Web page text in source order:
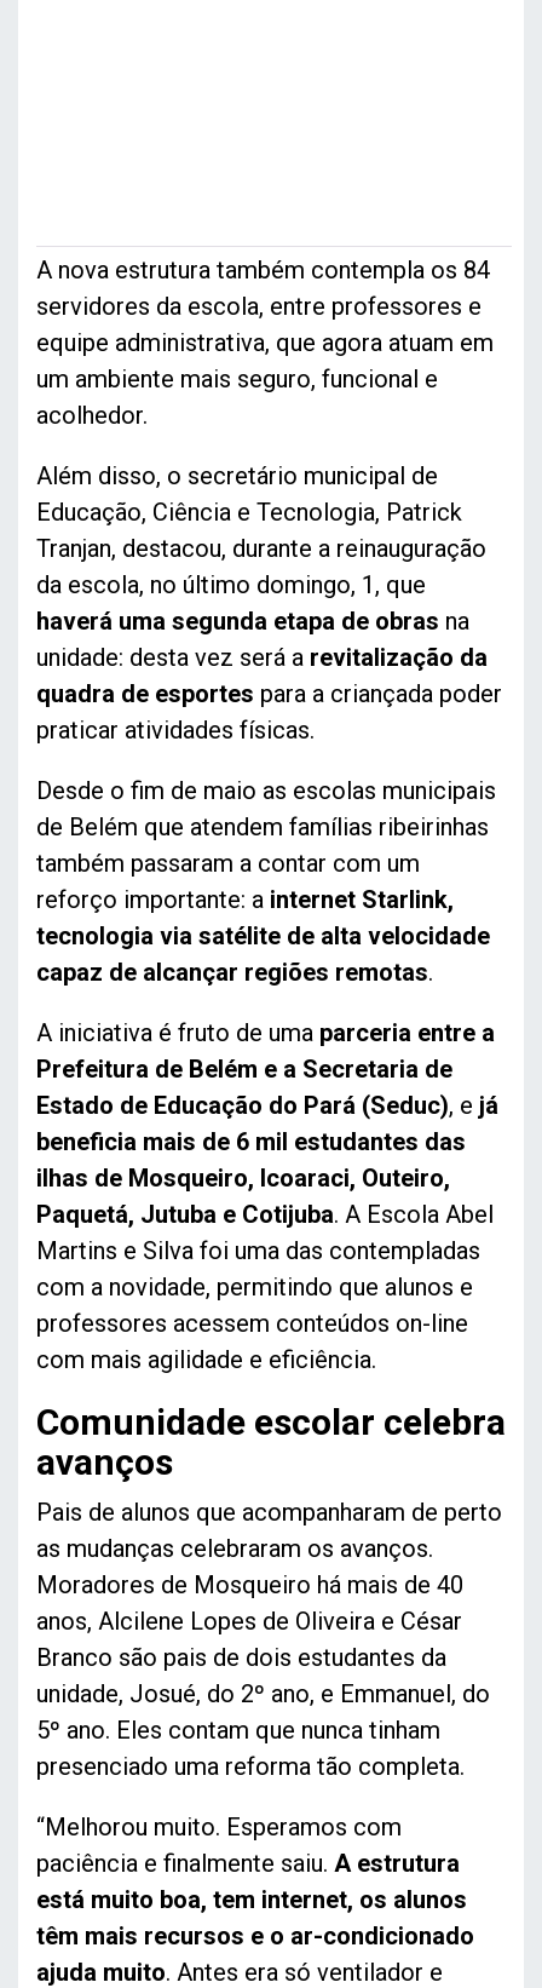
A nova estrutura também contempla os 84
servidores da escola, entre professores e
equipe administrativa, que agora atuam em
um ambiente mais seguro, funcional e
acolhedor.
Além disso, o secretário municipal de
Educação, Ciência e Tecnologia, Patrick
Tranjan, destacou, durante a reinauguração
da escola, no último domingo, 1, que
haverá uma segunda etapa de obras na
unidade: desta vez será a revitalização da
quadra de esportes para a criançada poder
praticar atividades físicas.
Desde o fim de maio as escolas municipais
de Belém que atendem famílias ribeirinhas
também passaram a contar com um
reforço importante: a internet Starlink,
tecnologia via satélite de alta velocidade
capaz de alcançar regiões remotas.
A iniciativa é fruto de uma parceria entre a
Prefeitura de Belém e a Secretaria de
Estado de Educação do Pará (Seduc), e já
beneficia mais de 6 mil estudantes das
ilhas de Mosqueiro, Icoaraci, Outeiro,
Paquetá, Jutuba e Cotijuba. A Escola Abel
Martins e Silva foi uma das contempladas
com a novidade, permitindo que alunos e
professores acessem conteúdos on-line
com mais agilidade e eficiência.
Comunidade escolar celebra
avanços
Pais de alunos que acompanharam de perto
as mudanças celebraram os avanços.
Moradores de Mosqueiro há mais de 40
anos, Alcilene Lopes de Oliveira e César
Branco são pais de dois estudantes da
unidade, Josué, do 2º ano, e Emmanuel, do
5º ano. Eles contam que nunca tinham
presenciado uma reforma tão completa.
“Melhorou muito. Esperamos com
paciência e finalmente saiu. A estrutura
está muito boa, tem internet, os alunos
têm mais recursos e o ar-condicionado
ajuda muito. Antes era só ventilador e